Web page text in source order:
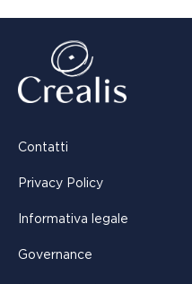
Contatti
Privacy Policy
Informativa legale
Governance